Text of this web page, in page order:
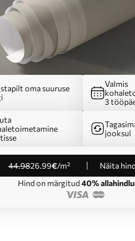
oma suuruse
Valmis
3
jooksul
44.9826.99€/m²
Näita
Hind on märgitud 40%